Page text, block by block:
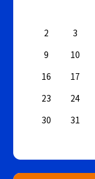
2
3
9
10
16
17
23
24
30
31